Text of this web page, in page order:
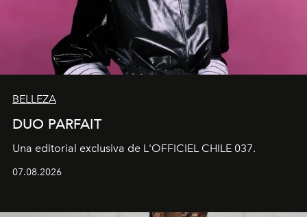
BELLEZA
DUO PARFAIT
Una editorial exclusiva de L'OFFICIEL CHILE 037.
07.08.2026